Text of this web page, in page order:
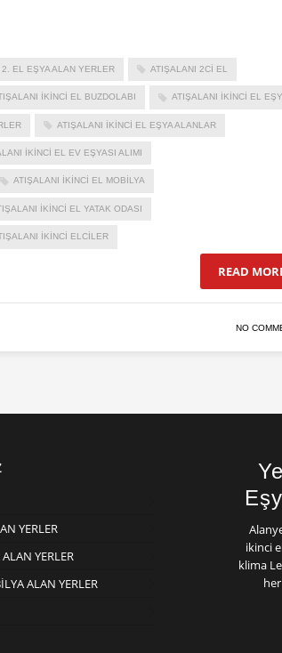
EL EŞYA ALAN YERLER ATIŞALANI 2CI EL
IKINCI EL BUZDOLABI ATIŞALANI İKINCI EL
ATIŞALANI IKINCI EL EŞYA ALANLAR
IKINCI EL EV EŞYASI ALIMI
ATIŞALANI IKINCI EL MOBILYA
IKINCI EL YATAK ODASI
IKINCI ELCILER
READ
NO
YERLER
YERLER
ALAN YERLER
ikinci
klima